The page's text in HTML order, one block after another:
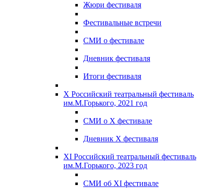
Жюри фестиваля
Фестивальные встречи
СМИ о фестивале
Дневник фестиваля
Итоги фестиваля
X Российский театральный фестиваль
им.М.Горького, 2021 год
СМИ о X фестивале
Дневник X фестиваля
XI Российский театральный фестиваль
им.М.Горького, 2023 год
СМИ об XI фестивале